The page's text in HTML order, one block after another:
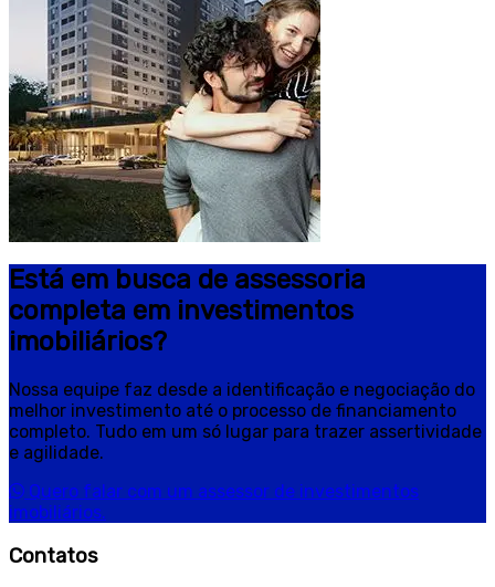
Está em busca de assessoria
completa em investimentos
imobiliários?
Nossa equipe faz desde a identificação e negociação do
melhor investimento até o processo de financiamento
completo. Tudo em um só lugar para trazer assertividade
e agilidade.
Quero falar com um assessor de investimentos
imobiliários.
Contatos